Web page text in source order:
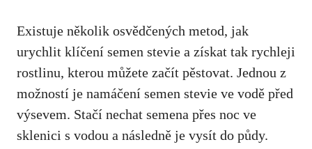
Existuje několik osvědčených metod, jak
urychlit klíčení semen stevie a získat tak rychleji
rostlinu, kterou můžete začít pěstovat. Jednou z
možností je namáčení semen stevie ve vodě před
výsevem. Stačí nechat semena přes noc ve
sklenici s vodou a následně je vysít do půdy.